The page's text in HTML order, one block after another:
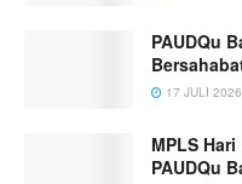
PAUDQu
17 JULI 2026
MPLS
PAUDQu